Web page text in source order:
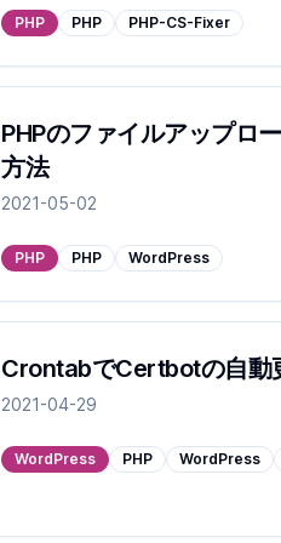
PHP PHP PHP-CS-Fixer
PHPのファイルアップロ
方法
2021-05-02
PHP PHP WordPress
CrontabでCertbotの自動
2021-04-29
WordPress PHP WordPress